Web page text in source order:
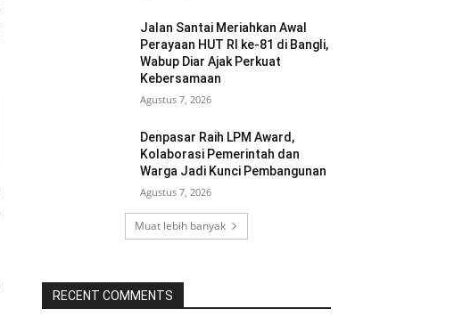
Jalan Santai Meriahkan Awal
Perayaan HUT RI ke-81 di Bangli,
Wabup Diar Ajak Perkuat
Kebersamaan
Agustus 7, 2026
Denpasar Raih LPM Award,
Kolaborasi Pemerintah dan
Warga Jadi Kunci Pembangunan
Agustus 7, 2026
Muat lebih banyak
RECENT COMMENTS